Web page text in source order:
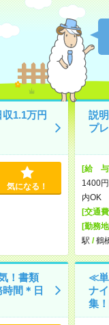
1.1万円
気になる！
説
プ
[給
1400
内OK
[交通
[勤務
駅 /鶴
！書類
間＊日
≪単
ナ
集